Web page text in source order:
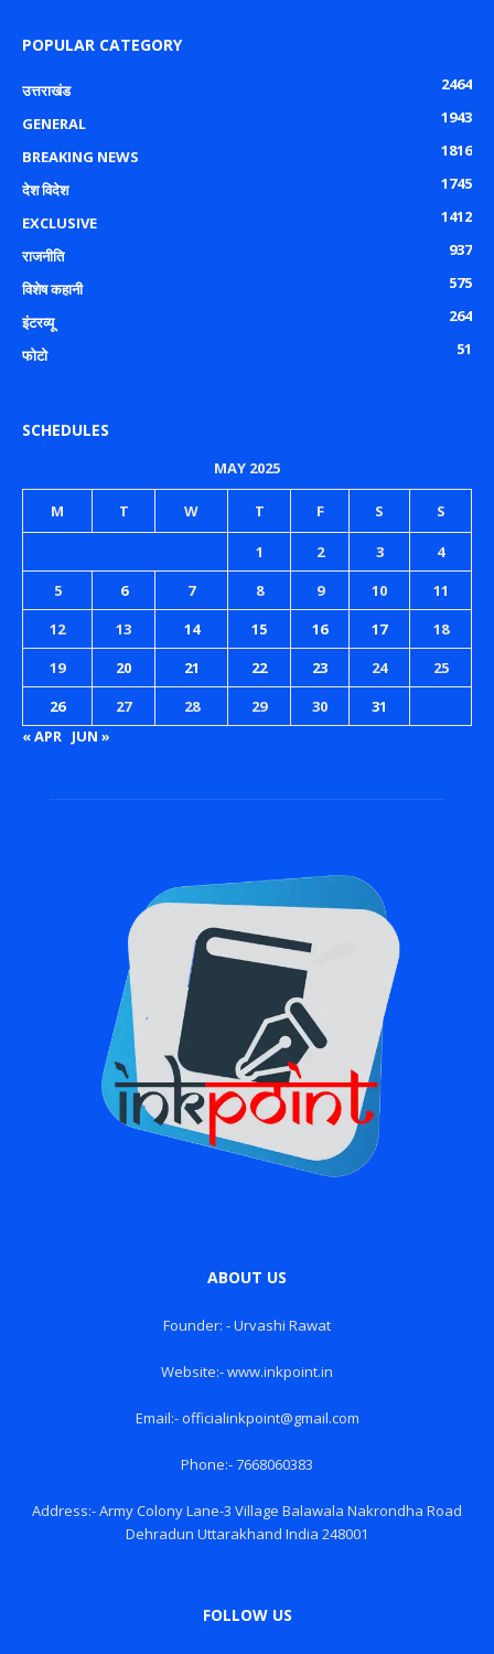
POPULAR CATEGORY
उत्तराखंड
2464
GENERAL
1943
BREAKING NEWS
1816
देश विदेश
1745
EXCLUSIVE
1412
राजनीति
937
विशेष कहानी
575
इंटरव्यू
264
फोटो
51
SCHEDULES
MAY 2025
M T W T F S S
1 2 3
4
5
6 7 8 9 10
11
12
13 14 15 16 17
18
19
20 21 22 23 24
25
26
27 28 29 30
31
« APR JUN »
ABOUT US
Founder: - Urvashi Rawat
Website:- www.inkpoint.in
Email:- officialinkpoint@gmail.com
Phone:- 7668060383
Address:- Army Colony Lane-3 Village Balawala Nakrondha Road
Dehradun Uttarakhand India 248001
FOLLOW US